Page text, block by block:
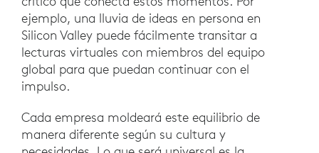
ejemplo, una lluvia de ideas en persona en
Silicon Valley puede fácilmente transitar a
lecturas virtuales con miembros del equipo
global para que puedan continuar con el
impulso.
Cada empresa moldeará este equilibrio de
manera diferente según su cultura y